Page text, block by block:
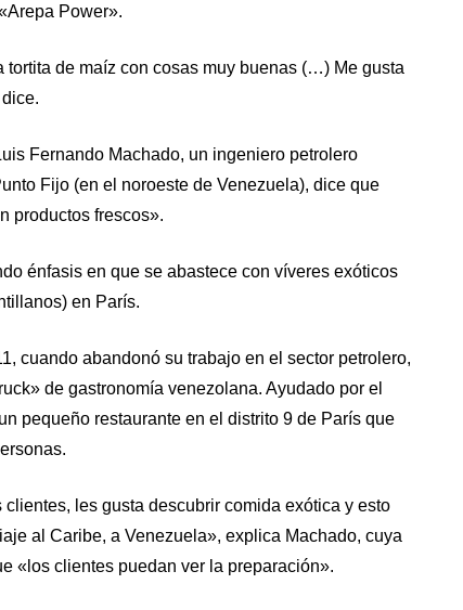
Power».
tortita de maíz con cosas muy buenas (…) Me gusta
Fernando Machado, un ingeniero petrolero
Fijo (en el noroeste de Venezuela), dice que
productos frescos».
énfasis en que se abastece con víveres exóticos
en París.
cuando abandonó su trabajo en el sector petrolero,
de gastronomía venezolana. Ayudado por el
pequeño restaurante en el distrito 9 de París que
les gusta descubrir comida exótica y esto
al Caribe, a Venezuela», explica Machado, cuya
«los clientes puedan ver la preparación».